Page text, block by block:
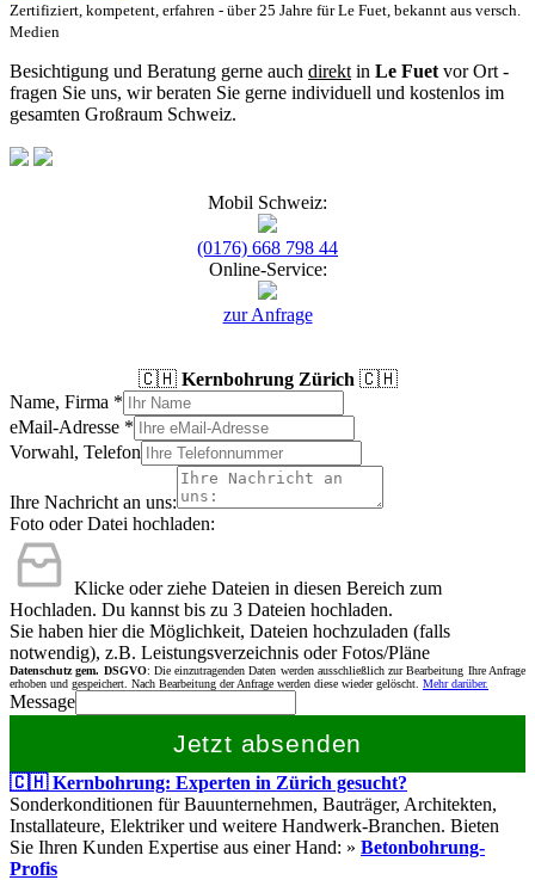
Zertifiziert, kompetent, erfahren - über 25 Jahre für Le Fuet, bekannt aus versch.
Medien
Besichtigung und Beratung gerne auch direkt in Le Fuet vor Ort -
fragen Sie uns, wir beraten Sie gerne individuell und kostenlos im
gesamten Großraum Schweiz.
Mobil Schweiz:
(0176) 668 798 44
Online-Service:
zur Anfrage
🇨🇭 Kernbohrung Zürich 🇨🇭
Name, Firma *
eMail-Adresse *
Vorwahl, Telefon
Ihre Nachricht an uns:
Foto oder Datei hochladen:
Klicke oder ziehe Dateien in diesen Bereich zum
Hochladen. Du kannst bis zu 3 Dateien hochladen.
Sie haben hier die Möglichkeit, Dateien hochzuladen (falls
notwendig), z.B. Leistungsverzeichnis oder Fotos/Pläne
Datenschutz gem. DSGVO: Die einzutragenden Daten werden ausschließlich zur Bearbeitung Ihre Anfrage
erhoben und gespeichert. Nach Bearbeitung der Anfrage werden diese wieder gelöscht. Mehr darüber.
Message
Jetzt absenden
🇨🇭 Kernbohrung: Experten in Zürich gesucht?
Sonderkonditionen für Bauunternehmen, Bauträger, Architekten,
Installateure, Elektriker und weitere Handwerk-Branchen. Bieten
Sie Ihren Kunden Expertise aus einer Hand: » Betonbohrung-
Profis